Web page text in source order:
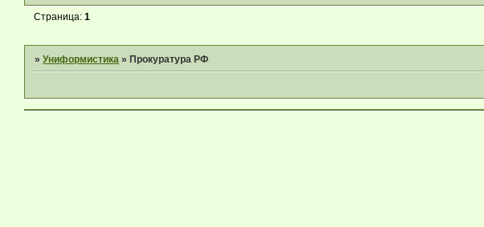
Страница:1
»Униформистика »Прокуратура РФ